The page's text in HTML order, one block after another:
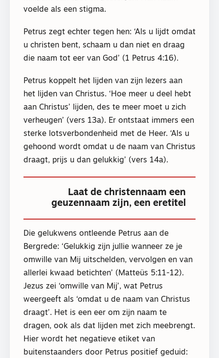
voelde als een stigma.
Petrus zegt echter tegen hen: ‘Als u lijdt omdat
u christen bent, schaam u dan niet en draag
die naam tot eer van God’ (1 Petrus 4:16).
Petrus koppelt het lijden van zijn lezers aan
het lijden van Christus. ‘Hoe meer u deel hebt
aan Christus’ lijden, des te meer moet u zich
verheugen’ (vers 13a). Er ontstaat immers een
sterke lotsverbondenheid met de Heer. ‘Als u
gehoond wordt omdat u de naam van Christus
draagt, prijs u dan gelukkig’ (vers 14a).
Laat de christennaam een
geuzennaam zijn, een eretitel
Die gelukwens ontleende Petrus aan de
Bergrede: ‘Gelukkig zijn jullie wanneer ze je
omwille van Mij uitschelden, vervolgen en van
allerlei kwaad betichten’ (Matteüs 5:11-12).
Jezus zei ‘omwille van Mij’, wat Petrus
weergeeft als ‘omdat u de naam van Christus
draagt’. Het is een eer om zijn naam te
dragen, ook als dat lijden met zich meebrengt.
Hier wordt het negatieve etiket van
buitenstaanders door Petrus positief geduid: